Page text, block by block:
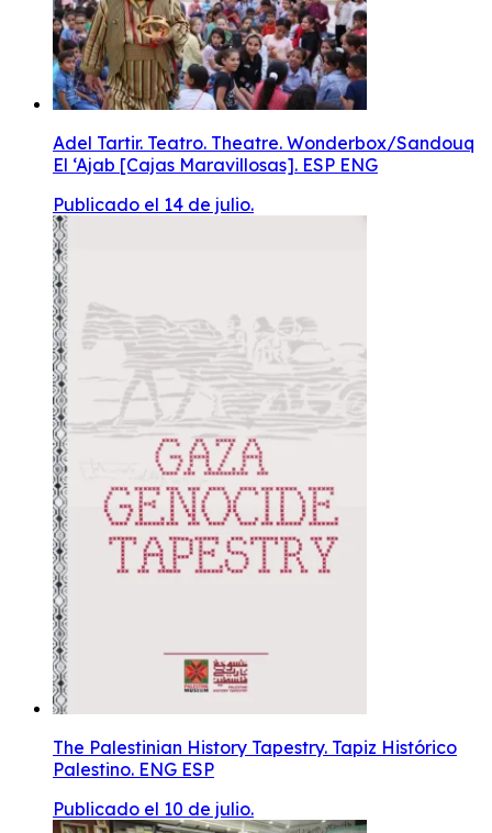
Adel Tartir. Teatro. Theatre. Wonderbox/Sandouq
El ‘Ajab [Cajas Maravillosas]. ESP ENG
Publicado el 14 de julio.
The Palestinian History Tapestry. Tapiz Histórico
Palestino. ENG ESP
Publicado el 10 de julio.